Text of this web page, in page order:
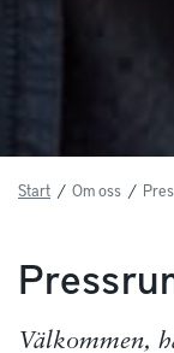
Start / Om oss /
Välkommen,